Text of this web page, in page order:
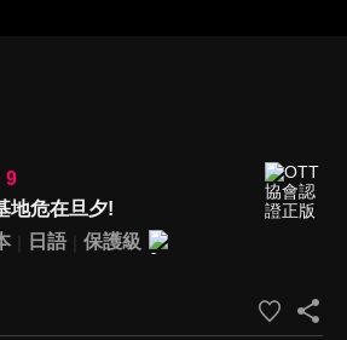
9
地危在旦夕!
日語
保護級